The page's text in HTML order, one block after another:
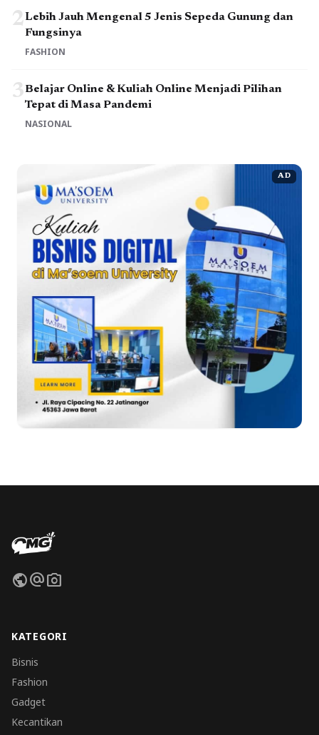
2Lebih Jauh Mengenal 5 Jenis Sepeda Gunung dan
Fungsinya
FASHION
3Belajar Online & Kuliah Online Menjadi Pilihan
Tepat di Masa Pandemi
NASIONAL
AD
publicalternate_emailphoto_camera
KATEGORI
Bisnis
Fashion
Gadget
Kecantikan